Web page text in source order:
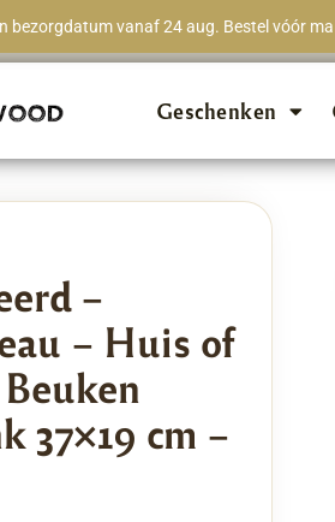
bezorgdatum vanaf 24 aug. Bestel vóór
Geschenken
–
– Huis of
37×19 cm –